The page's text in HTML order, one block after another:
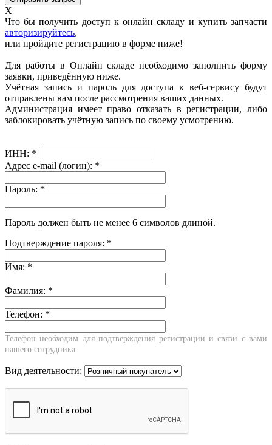
X
Что бы получить доступ к онлайн складу и купить запчасти
авторизируйтесь,
или пройдите регистрацию в форме ниже!
Для работы в Онлайн складе необходимо заполнить форму
заявки, приведённую ниже.
Учётная запись и пароль для доступа к веб-сервису будут
отправлены вам после рассмотрения ваших данных.
Администрация имеет право отказать в регистрации, либо
заблокировать учётную запись по своему усмотрению.
ИНН: *
Адрес e-mail (логин): *
Пароль: *
Пароль должен быть не менее 6 символов длиной.
Подтверждение пароля: *
Имя: *
Фамилия: *
Телефон: *
Телефон необходим для подтверждения регистрации и связи с вами
нашего сотрудника
Вид деятельности: